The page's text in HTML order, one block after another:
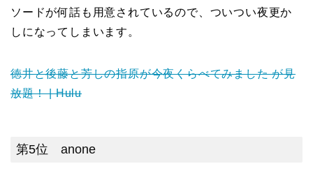
ソードが何話も用意されているので、ついつい夜更か
しになってしまいます。
徳井と後藤と芳しの指原が今夜くらべてみました が見
放題！ | Hulu
第5位 anone